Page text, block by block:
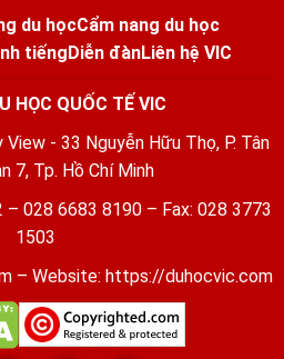
du họcCẩm nang du học
tiếngDiễn đànLiên hệ VIC
HỌC QUỐC TẾ VIC
- 33 Nguyễn Hữu Thọ, P. Tân
7, Tp. Hồ Chí Minh
028 6683 8190 – Fax: 028 3773
1503
– Website: https://duhocvic.com